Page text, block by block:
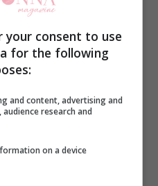
vi
però è strano che
sapete sempre
non vi torna?”
l’esperta di
non abbiamo
ero con Andrea .
your consent to use
for the following
and content, advertising and
research and
on a device